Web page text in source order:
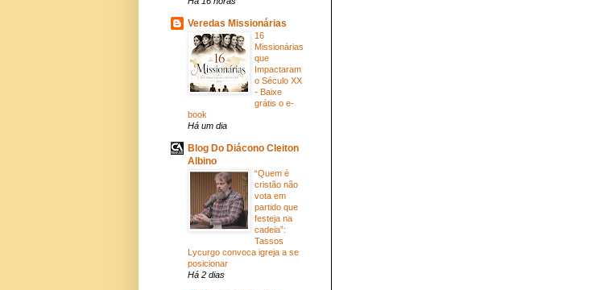
Veredas Missionárias
16
Missionárias
que
Impactaram
o Século XX
- Baixe
grátis o e-
book
Há um dia
Blog Do Diácono Cleiton
Albino
“Quem é
cristão não
vota em
partido que
festeja na
cadeia”:
Tassos
Lycurgo convoca igreja a se
posicionar
Há 2 dias